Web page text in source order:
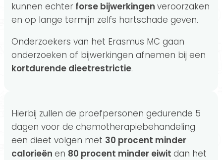
kunnen echter forse bijwerkingen veroorzaken
en op lange termijn zelfs hartschade geven.
Onderzoekers van het Erasmus MC gaan
onderzoeken of bijwerkingen afnemen bij een
kortdurende dieetrestrictie.
Hierbij zullen de proefpersonen gedurende 5
dagen voor de chemotherapiebehandeling
een dieet volgen met 30 procent minder
calorieën en 80 procent minder eiwit dan het